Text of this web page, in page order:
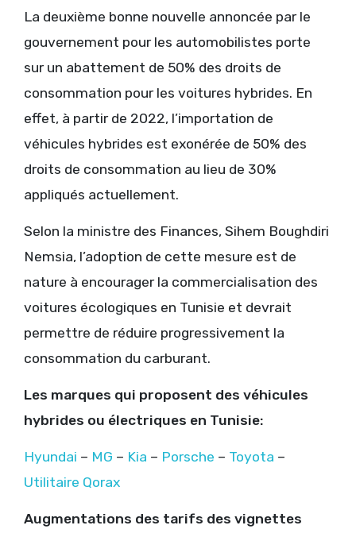
La deuxième bonne nouvelle annoncée par le
gouvernement pour les automobilistes porte
sur un abattement de 50% des droits de
consommation pour les voitures hybrides. En
effet, à partir de 2022, l’importation de
véhicules hybrides est exonérée de 50% des
droits de consommation au lieu de 30%
appliqués actuellement.
Selon la ministre des Finances, Sihem Boughdiri
Nemsia, l’adoption de cette mesure est de
nature à encourager la commercialisation des
voitures écologiques en Tunisie et devrait
permettre de réduire progressivement la
consommation du carburant.
Les marques qui proposent des véhicules
hybrides ou électriques en Tunisie:
Hyundai – MG – Kia – Porsche – Toyota –
Utilitaire Qorax
Augmentations des tarifs des vignettes